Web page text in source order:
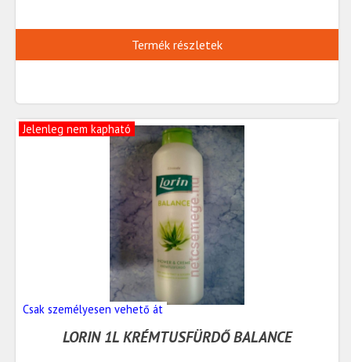
Termék részletek
Jelenleg nem kapható
Csak személyesen vehető át
LORIN 1L KRÉMTUSFÜRDŐ BALANCE